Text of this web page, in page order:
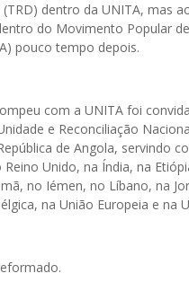
dentro da UNITA, mas
do Movimento Popular
pouco tempo depois.
com a UNITA foi
e Reconciliação
de Angola, servindo
Reino Unido, na Índia, na
no Iémen, no Líbano, na
na União Europeia e na